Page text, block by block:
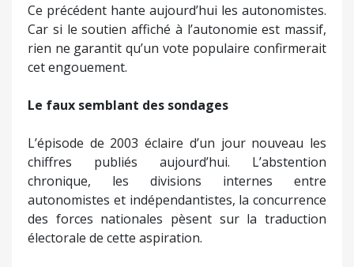
Ce précédent hante aujourd’hui les autonomistes.
Car si le soutien affiché à l’autonomie est massif,
rien ne garantit qu’un vote populaire confirmerait
cet engouement.
Le faux semblant des sondages
L’épisode de 2003 éclaire d’un jour nouveau les
chiffres publiés aujourd’hui. L’abstention
chronique, les divisions internes entre
autonomistes et indépendantistes, la concurrence
des forces nationales pèsent sur la traduction
électorale de cette aspiration.